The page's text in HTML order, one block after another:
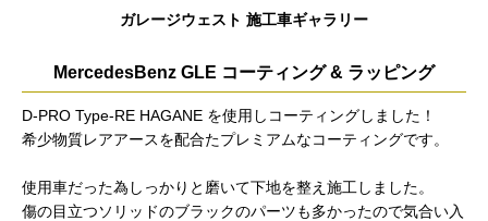
ガレージウェスト 施工車ギャラリー
MercedesBenz GLE コーティング & ラッピング
D-PRO Type-RE HAGANE を使用しコーティングしました！
希少物質レアアースを配合たプレミアムなコーティングです。
使用車だった為しっかりと磨いて下地を整え施工しました。
傷の目立つソリッドのブラックのパーツも多かったので気合い入